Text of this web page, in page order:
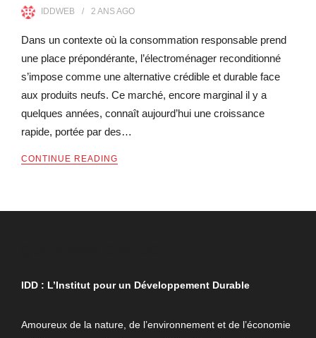
IDDWEB 2 ANSAGO
Dans un contexte où la consommation responsable prend
une place prépondérante, l’électroménager reconditionné
s’impose comme une alternative crédible et durable face
aux produits neufs. Ce marché, encore marginal il y a
quelques années, connaît aujourd’hui une croissance
rapide, portée par des…
CONTINUE READING
IDD : L’Institut pour un Développement Durable
Amoureux de la nature, de l’environnement et de l’économie